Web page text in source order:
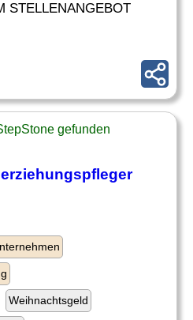
STELLENANGEBOT
gefunden
Weihnachtsgeld